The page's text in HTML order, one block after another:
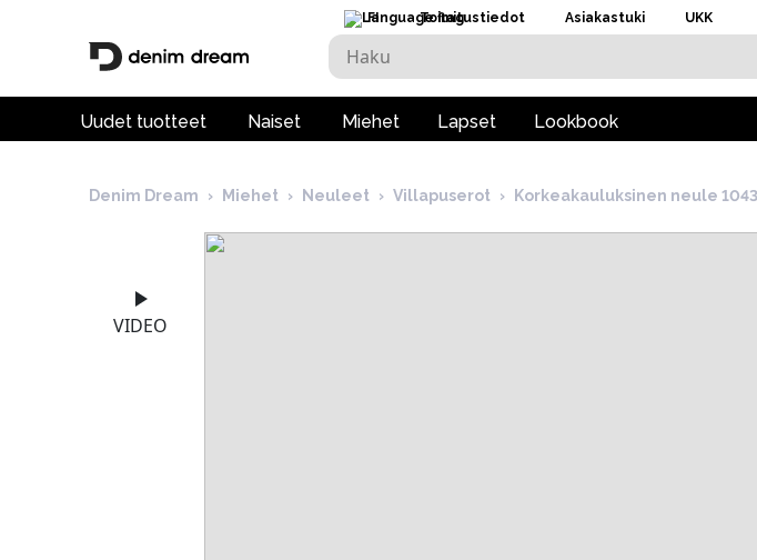
FI Toimitustiedot Asiakastuki UKK
Uudet tuotteet Naiset Miehet Lapset Lookbook
Denim Dream › Miehet › Neuleet › Villapuserot › Korkeakauluksinen neule
VIDEO